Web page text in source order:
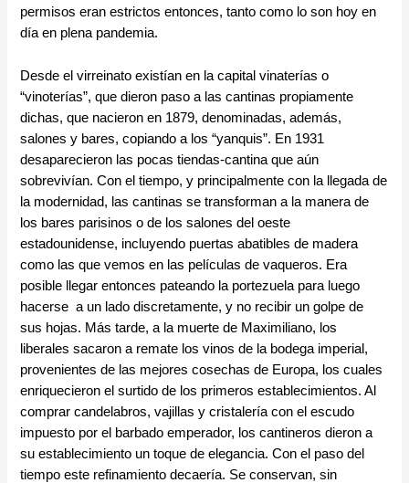
permisos eran estrictos entonces, tanto como lo son hoy en
día en plena pandemia.
Desde el virreinato existían en la capital vinaterías o
“vinoterías”, que dieron paso a las cantinas propiamente
dichas, que nacieron en 1879, denominadas, además,
salones y bares, copiando a los “yanquis”. En 1931
desaparecieron las pocas tiendas-cantina que aún
sobrevivían. Con el tiempo, y principalmente con la llegada de
la modernidad, las cantinas se transforman a la manera de
los bares parisinos o de los salones del oeste
estadounidense, incluyendo puertas abatibles de madera
como las que vemos en las películas de vaqueros. Era
posible llegar entonces pateando la portezuela para luego
hacerse a un lado discretamente, y no recibir un golpe de
sus hojas. Más tarde, a la muerte de Maximiliano, los
liberales sacaron a remate los vinos de la bodega imperial,
provenientes de las mejores cosechas de Europa, los cuales
enriquecieron el surtido de los primeros establecimientos. Al
comprar candelabros, vajillas y cristalería con el escudo
impuesto por el barbado emperador, los cantineros dieron a
su establecimiento un toque de elegancia. Con el paso del
tiempo este refinamiento decaería. Se conservan, sin